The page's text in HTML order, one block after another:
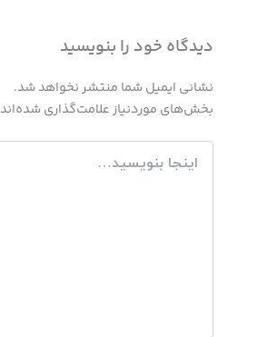
دیدگاه‌ خود را بنویسید
نشانی ایمیل شما منتشر نخواهد شد.
بخش‌های موردنیاز علامت‌گذاری شده‌اند
اینجا
بنویسید…